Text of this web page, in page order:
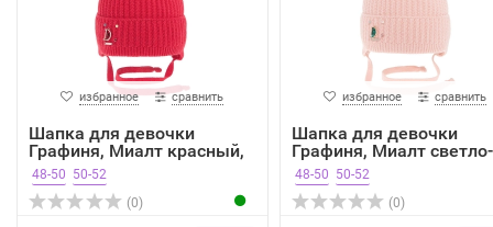
избранное сравнить
Шапка для девочки
Графиня, Миалт красный,
зима
48-50 50-52
(0)
избранное сравнить
Шапка для девочки
Графиня, Миалт светло-
роз...
48-50 50-52
(0)